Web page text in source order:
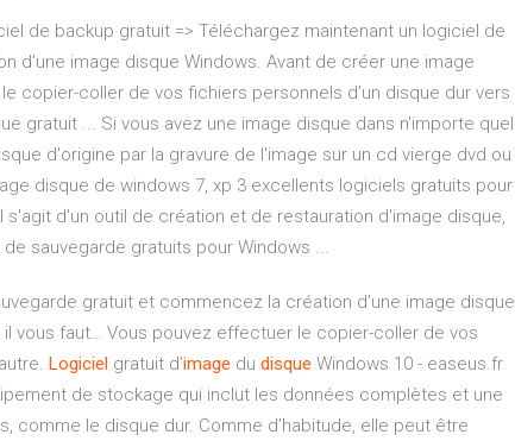
de backup gratuit => Téléchargez maintenant un logiciel de
d’une image disque Windows. Avant de créer une image
copier-coller de vos fichiers personnels d’un disque dur vers
gratuit ... Si vous avez une image disque dans n'importe quel
d'origine par la gravure de l'image sur un cd vierge dvd ou
disque de windows 7, xp 3 excellents logiciels gratuits pour
s'agit d'un outil de création et de restauration d'image disque,
sauvegarde gratuits pour Windows ...
gratuit et commencez la création d’une image disque
vous faut… Vous pouvez effectuer le copier-coller de vos
Logiciel gratuit d’image du disque Windows 10 - easeus.fr
de stockage qui inclut les données complètes et une
comme le disque dur. Comme d’habitude, elle peut être